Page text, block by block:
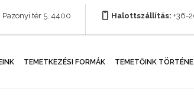
Pazonyi tér 5. 4400 Halottszállítás: +36-
TEMETKEZÉSI FORMÁK TEMETŐINK